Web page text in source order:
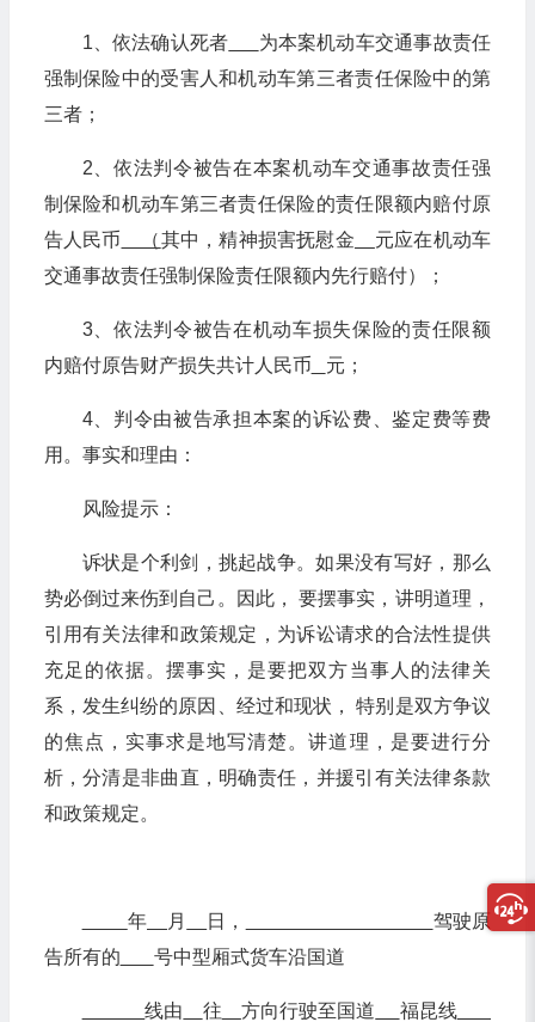
1、依法确认死者
为本案机动车交通事故责任
强制保险中的受害人和机动车第三者责任保险中的第
三者；
2、依法判令被告在本案机动车交通事故责任强
制保险和机动车第三者责任保险的责任限额内赔付原
告人民币 （其中，精神损害抚慰金
元应在机动车
交通事故责任强制保险责任限额内先行赔付）；
3、依法判令被告在机动车损失保险的责任限额
内赔付原告财产损失共计人民币
元；
4、判令由被告承担本案的诉讼费、鉴定费等费
用。事实和理由：
风险提示：
诉状是个利剑，挑起战争。如果没有写好，那么
势必倒过来伤到自己。因此， 要摆事实，讲明道理，
引用有关法律和政策规定，为诉讼请求的合法性提供
充足的依据。摆事实，是要把双方当事人的法律关
系，发生纠纷的原因、经过和现状， 特别是双方争议
的焦点，实事求是地写清楚。讲道理，是要进行分
析，分清是非曲直，明确责任，并援引有关法律条款
和政策规定。
年 月 日，
驾驶原
告所有的
号中型厢式货车沿国道
线由 往 方向行驶至国道
福昆线